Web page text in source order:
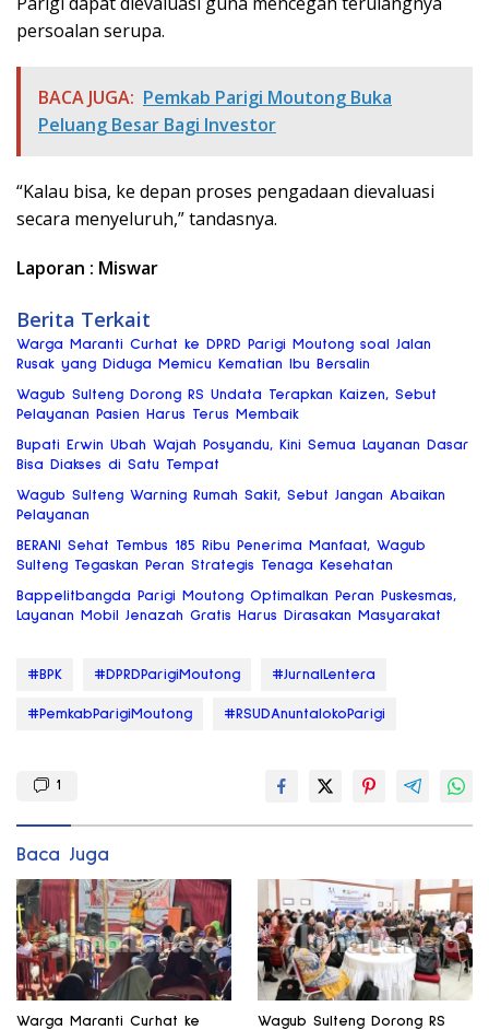
persoalan serupa.
BACA JUGA: Pemkab Parigi Moutong Buka
Peluang Besar Bagi Investor
“Kalau bisa, ke depan proses pengadaan dievaluasi
secara menyeluruh,” tandasnya.
Laporan : Miswar
Berita Terkait
Warga Maranti Curhat ke DPRD Parigi Moutong soal Jalan
Rusak yang Diduga Memicu Kematian Ibu Bersalin
Wagub Sulteng Dorong RS Undata Terapkan Kaizen, Sebut
Pelayanan Pasien Harus Terus Membaik
Bupati Erwin Ubah Wajah Posyandu, Kini Semua Layanan Dasar
Bisa Diakses di Satu Tempat
Wagub Sulteng Warning Rumah Sakit, Sebut Jangan Abaikan
Pelayanan
BERANI Sehat Tembus 185 Ribu Penerima Manfaat, Wagub
Sulteng Tegaskan Peran Strategis Tenaga Kesehatan
Bappelitbangda Parigi Moutong Optimalkan Peran Puskesmas,
Layanan Mobil Jenazah Gratis Harus Dirasakan Masyarakat
#BPK #DPRDParigiMoutong #JurnalLentera
#PemkabParigiMoutong #RSUDAnuntalokoParigi
1
Baca Juga
Warga Maranti Curhat ke
Wagub Sulteng Dorong RS